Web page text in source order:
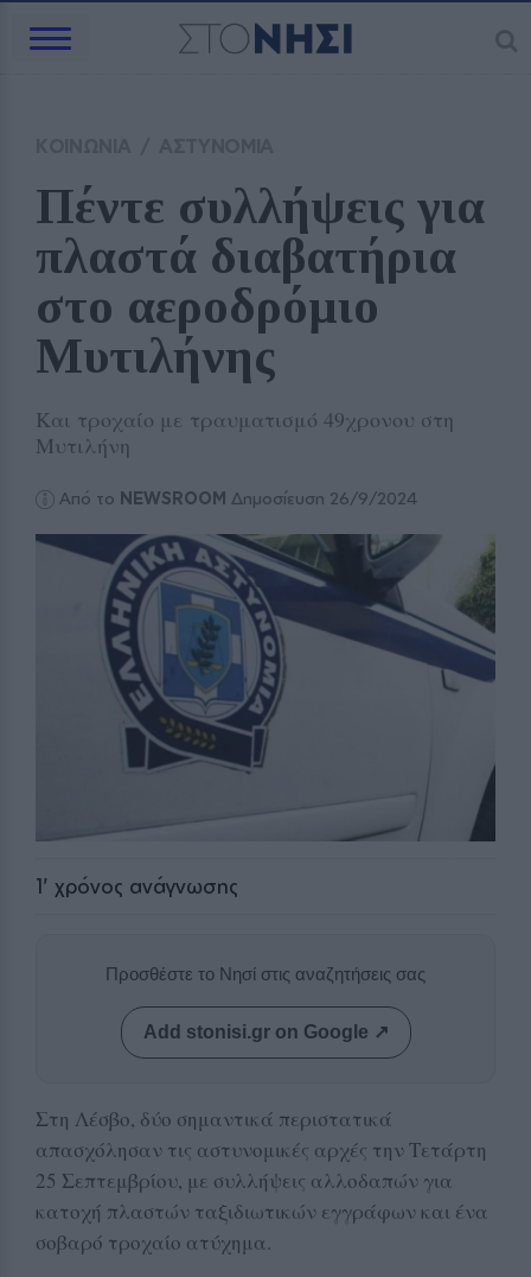
Πέντε συλλήψεις για
πλαστά διαβατήρια
στο αεροδρόμιο
Μυτιλήνης
Και τροχαίο με τραυματισμό 49χρονου στη
Μυτιλήνη
Από το NEWSROOM Δημοσίευση 26/9/2024
1' χρόνος ανάγνωσης
Προσθέστε το Νησί στις αναζητήσεις σας
Add stonisi.gr on Google ↗
Στη Λέσβο, δύο σημαντικά περιστατικά
απασχόλησαν τις αστυνομικές αρχές την Τετάρτη
25 Σεπτεμβρίου, με συλλήψεις αλλοδαπών για
κατοχή πλαστών ταξιδιωτικών εγγράφων και ένα
σοβαρό τροχαίο ατύχημα.